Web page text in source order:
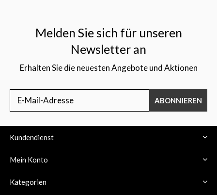
Melden Sie sich für unseren
Newsletter an
Erhalten Sie die neuesten Angebote und Aktionen
ABONNIEREN
Kundendienst
Mein Konto
Kategorien